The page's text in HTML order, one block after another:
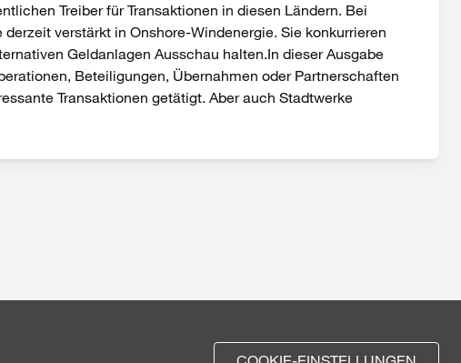
Treiber für Transaktionen in diesen Ländern. Bei
verstärkt in Onshore-Windenergie. Sie konkurrieren
Geldanlagen Ausschau halten.In dieser Ausgabe
Beteiligungen, Übernahmen oder Partnerschaften
Transaktionen getätigt. Aber auch Stadtwerke